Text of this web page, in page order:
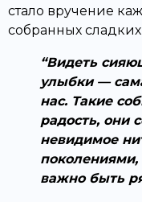
стало вручение
собранных
Видеть
улыбки —
нас. Такие
радость, они
невидимое
важно быть